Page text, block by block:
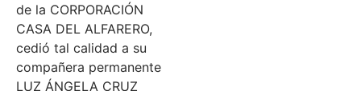
de la CORPORACIÓN
CASA DEL ALFARERO,
cedió tal calidad a su
compañera permanente
LUZ ÁNGELA CRUZ